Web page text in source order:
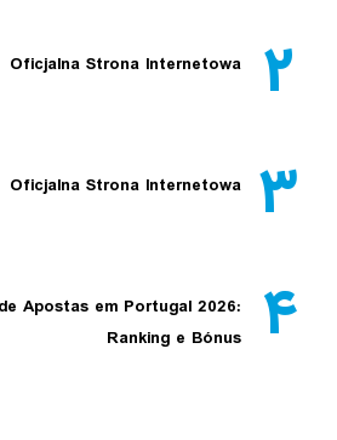
۲ Oficjalna Strona Internetowa
۳ Oficjalna Strona Internetowa
۴
Apostas em Portugal 2026:
Ranking e Bónus